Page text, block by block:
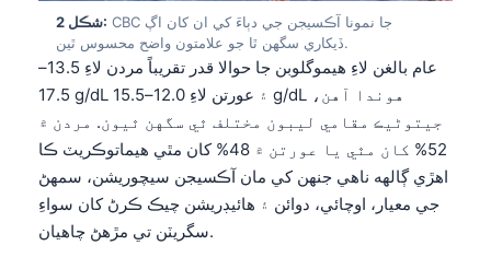
شڪل 2: CBC جا نمونا آڪسيجن جي دٻاءَ کي ان کان اڳ
ڏيکاري سگهن ٿا جو علامتون واضح محسوس ٿين.
عام بالغن لاءِ هيموگلوبن جا حوالا قدر تقريباً مردن لاءِ 13.5–
17.5 g/dL ۽ عورتن لاءِ 12.0–15.5 g/dL هوندا آهن،
جيتوڻيڪ مقامي ليبون مختلف ٿي سگهن ٿيون. مردن ۾
52% کان مٿي يا عورتن ۾ 48% کان مٿي هيماتوڪريٽ ڪا
اهڙي ڳالهه ناهي جنهن کي مان آڪسيجن سيچوريشن، سمهڻ
جي معيار، اوچائي، دوائن ۽ هائيڊريشن چيڪ ڪرڻ کان سواءِ
سگريٽن تي مڙهڻ چاهيان.